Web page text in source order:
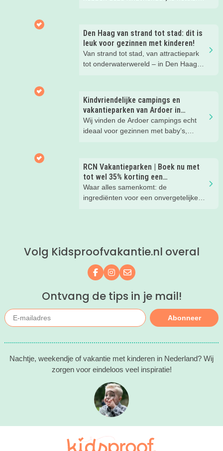
kinderhotels van Valk Exclusief en
boek een heerlijk nachtje weg met je
kind(eren).
Den Haag van strand tot stad: dit is
leuk voor gezinnen met kinderen!
Van strand tot stad, van attractiepark
tot onderwaterwereld – in Den Haag
ontspannen met een lekkere lunch op
het strand en een duik in zee. Heerlijk!
Kindvriendelijke campings en
vakantieparken van Ardoer in
Nederland
Wij vinden de Ardoer campings echt
ideaal voor gezinnen met baby’s,
RCN Vakantieparken | Boek nu met
tot wel 35% korting een
zomervakantie!
Waar alles samenkomt: de
ingrediënten voor een onvergetelijke
Volg Kidsproofvakantie.nl overal
Volg ons op Facebook
Volg ons op Instagram
Mail ons
Ontvang de tips in je mail!
Abonneer
Nachtje, weekendje of vakantie met kinderen in Nederland? Wij
zorgen voor eindeloos veel inspiratie!